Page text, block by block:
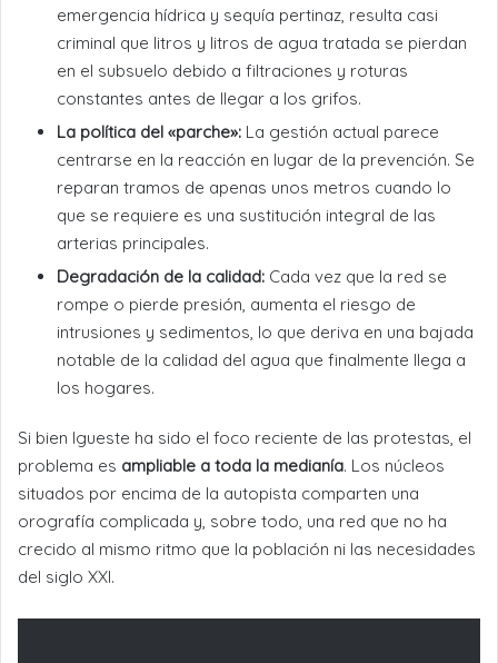
emergencia hídrica y sequía pertinaz, resulta casi
criminal que litros y litros de agua tratada se pierdan
en el subsuelo debido a filtraciones y roturas
constantes antes de llegar a los grifos.
La política del «parche»: La gestión actual parece
centrarse en la reacción en lugar de la prevención. Se
reparan tramos de apenas unos metros cuando lo
que se requiere es una sustitución integral de las
arterias principales.
Degradación de la calidad: Cada vez que la red se
rompe o pierde presión, aumenta el riesgo de
intrusiones y sedimentos, lo que deriva en una bajada
notable de la calidad del agua que finalmente llega a
los hogares.
Si bien Igueste ha sido el foco reciente de las protestas, el
problema es ampliable a toda la medianía. Los núcleos
situados por encima de la autopista comparten una
orografía complicada y, sobre todo, una red que no ha
crecido al mismo ritmo que la población ni las necesidades
del siglo XXI.